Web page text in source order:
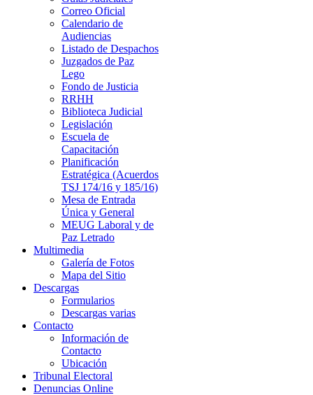
Correo Oficial
Calendario de
Audiencias
Listado de Despachos
Juzgados de Paz
Lego
Fondo de Justicia
RRHH
Biblioteca Judicial
Legislación
Escuela de
Capacitación
Planificación
Estratégica (Acuerdos
TSJ 174/16 y 185/16)
Mesa de Entrada
Única y General
MEUG Laboral y de
Paz Letrado
Multimedia
Galería de Fotos
Mapa del Sitio
Descargas
Formularios
Descargas varias
Contacto
Información de
Contacto
Ubicación
Tribunal Electoral
Denuncias Online